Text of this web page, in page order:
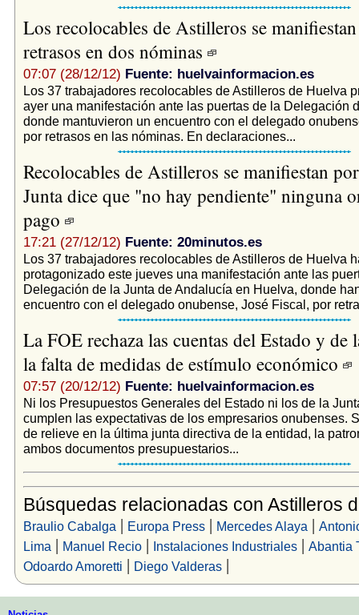
Los recolocables de Astilleros se
retrasos en dos nóminas
07:07 (28/12/12) Fuente: huelvainformacion.es
Los 37 trabajadores recolocables de Astilleros de Huelva
ayer una manifestación ante las puertas de la Delegación
donde mantuvieron un encuentro con el delegado
por retrasos en las nóminas. En declaraciones...
Recolocables de Astilleros se manifiestan
Junta dice que "no hay pendiente" ninguna
pago
17:21 (27/12/12) Fuente: 20minutos.es
Los 37 trabajadores recolocables de Astilleros de Huelva
protagonizado este jueves una manifestación ante las
Delegación de la Junta de Andalucía en Huelva, donde
encuentro con el delegado onubense, José Fiscal, por
La FOE rechaza las cuentas del Estado y de
la falta de medidas de estímulo económico
07:57 (20/12/12) Fuente: huelvainformacion.es
Ni los Presupuestos Generales del Estado ni los de la
cumplen las expectativas de los empresarios onubenses.
de relieve en la última junta directiva de la entidad, la
ambos documentos presupuestarios...
Búsquedas relacionadas con Astilleros
Braulio Cabalga | Europa Press| Mercedes Alaya |
Lima | Manuel Recio| Instalaciones Industriales| Abantia
Odoardo Amoretti | Diego Valderas|